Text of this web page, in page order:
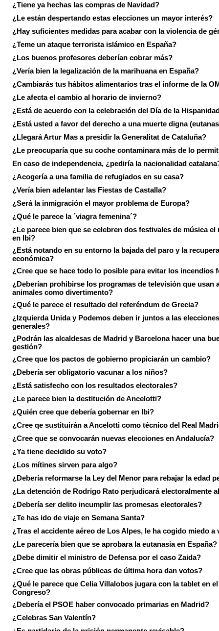
¿Tiene ya hechas las compras de Navidad?
¿Le están despertando estas elecciones un mayor interés?
¿Hay suficientes medidas para acabar con la violencia de
¿Teme un ataque terrorista islámico en España?
¿Los buenos profesores deberían cobrar más?
¿Vería bien la legalización de la marihuana en España?
¿Cambiarás tus hábitos alimentarios tras el informe de la
¿Le afecta el cambio al horario de invierno?
¿Está de acuerdo con la celebración del Día de la
¿Está usted a favor del derecho a una muerte digna
¿Llegará Artur Mas a presidir la Generalitat de Cataluña?
¿Le preocuparía que su coche contaminara más de lo
En caso de independencia, ¿pediría la nacionalidad
¿Acogería a una familia de refugiados en su casa?
¿Vería bien adelantar las Fiestas de Castalla?
¿Será la inmigración el mayor problema de Europa?
¿Qué le parece la ´viagra femenina´?
¿Le parece bien que se celebren dos festivales de música el
en Ibi?
¿Está notando en su entorno la bajada del paro y la
económica?
¿Cree que se hace todo lo posible para evitar los incendios
¿Deberían prohibirse los programas de televisión que usan
animales como divertimento?
¿Qué le parece el resultado del referéndum de Grecia?
¿Izquierda Unida y Podemos deben ir juntos a las elecciones
generales?
¿Podrán las alcaldesas de Madrid y Barcelona hacer una
gestión?
¿Cree que los pactos de gobierno propiciarán un cambio?
¿Debería ser obligatorio vacunar a los niños?
¿Está satisfecho con los resultados electorales?
¿Le parece bien la destitución de Ancelotti?
¿Quién cree que debería gobernar en Ibi?
¿Cree qe sustituirán a Ancelotti como técnico del Real
¿Cree que se convocarán nuevas elecciones en Andalucía?
¿Ya tiene decidido su voto?
¿Los mítines sirven para algo?
¿Debería reformarse la Ley del Menor para rebajar la edad
¿La detención de Rodrigo Rato perjudicará electoralmente
¿Debería ser delito incumplir las promesas electorales?
¿Te has ido de viaje en Semana Santa?
¿Tras el accidente aéreo de Los Alpes, le ha cogido miedo a
¿Le parecería bien que se aprobara la eutanasia en España?
¿Debe dimitir el ministro de Defensa por el caso Zaida?
¿Cree que las obras públicas de última hora dan votos?
¿Qué le parece que Celia Villalobos jugara con la tablet en el
Congreso?
¿Debería el PSOE haber convocado primarias en Madrid?
¿Celebras San Valentín?